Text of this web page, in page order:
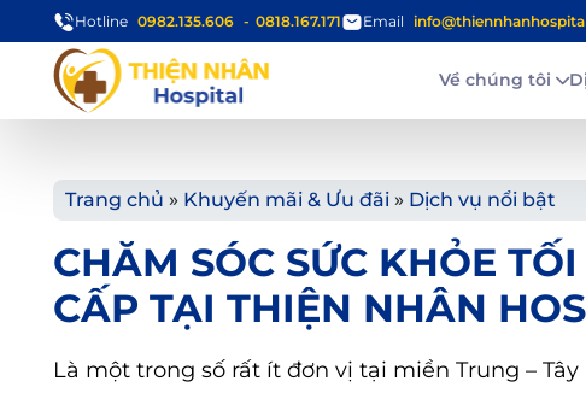
Hotline 0982.135.606 0818.167.171 Email
Về chúng tôi
Trang chủ » Khuyến mãi & Ưu đãi » Dịch vụ nổi bật
CHĂM SÓC SỨC KHỎE
CẤP TẠI THIỆN NHÂN
Là một trong số rất ít đơn vị tại miền Trung –